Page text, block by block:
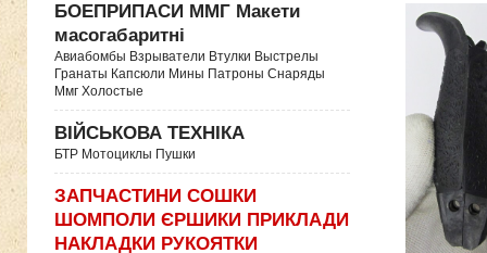
БОЕПРИПАСИ ММГ Макети
масогабаритні
Авиабомбы Взрыватели Втулки Выстрелы
Гранаты Капсюли Мины Патроны Снаряды
Ммг Холостые
ВІЙСЬКОВА ТЕХНІКА
БТР Мотоциклы Пушки
ЗАПЧАСТИНИ СОШКИ
ШОМПОЛИ ЄРШИКИ ПРИКЛАДИ
НАКЛАДКИ РУКОЯТКИ